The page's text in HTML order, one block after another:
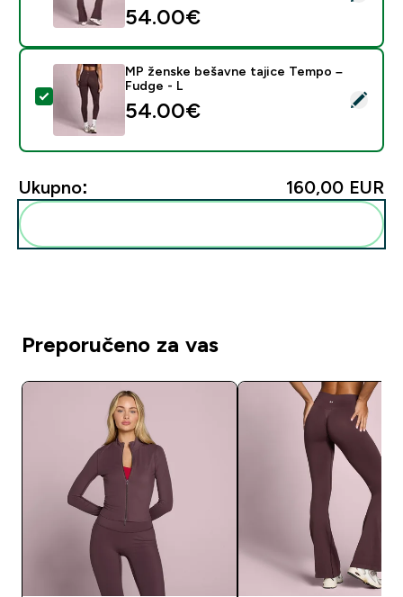
54.00€‎
Odaberi ovaj proizvod - MP ženske bešavne tajice
MP ženske bešavne tajice Tempo –
Fudge - L
54.00€‎
Ukupno: 160,00 EUR‎
Preporučeno za vas